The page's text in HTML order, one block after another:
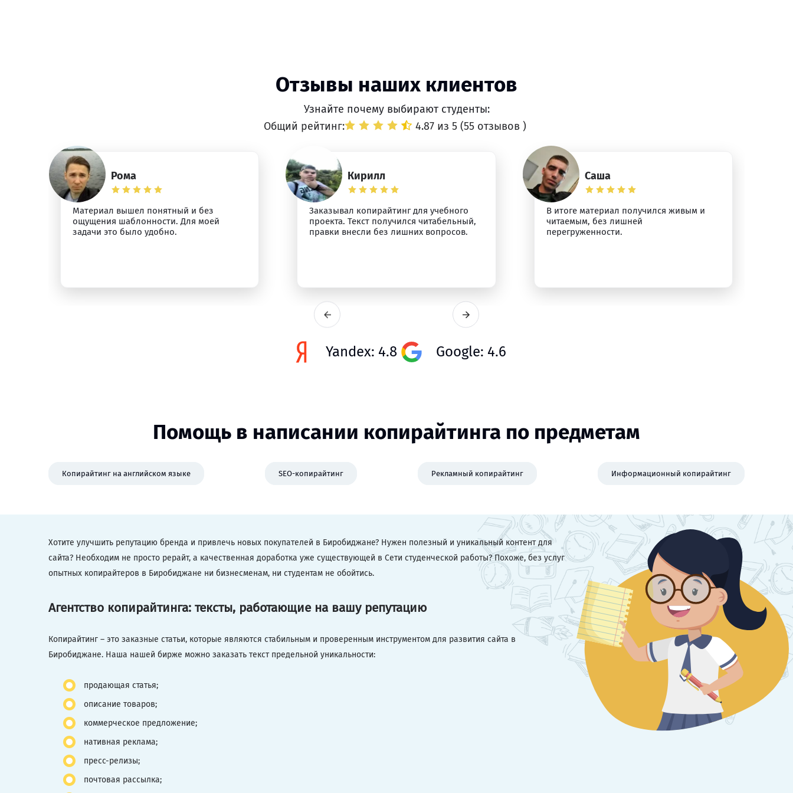
Отзывы наших клиентов
Узнайте почему выбирают студенты:
Общий рейтинг:
4.87 из 5 (55 отзывов )
Рома
Материал вышел понятный и без
ощущения шаблонности. Для моей
задачи это было удобно.
Кирилл
Заказывал копирайтинг для учебного
проекта. Текст получился читабельный,
правки внесли без лишних вопросов.
Саша
В итоге материал получился живым и
читаемым, без лишней
перегруженности.
Yandex: 4.8 Google: 4.6
Помощь в написании копирайтинга по предметам
Копирайтинг на английском языке SEO-копирайтинг Рекламный копирайтинг Информационный копирайтинг
Хотите улучшить репутацию бренда и привлечь новых покупателей в Биробиджане? Нужен полезный и уникальный контент для
сайта? Необходим не просто рерайт, а качественная доработка уже существующей в Сети студенческой работы? Похоже, без услуг
опытных копирайтеров в Биробиджане ни бизнесменам, ни студентам не обойтись.
Агентство копирайтинга: тексты, работающие на вашу репутацию
Копирайтинг – это заказные статьи, которые являются стабильным и проверенным инструментом для развития сайта в
Биробиджане. Наша нашей бирже можно заказать текст предельной уникальности:
продающая статья;
описание товаров;
коммерческое предложение;
нативная реклама;
пресс-релизы;
почтовая рассылка;